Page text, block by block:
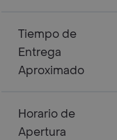
Tiempo de
Entrega
Aproximado
Horario de
Apertura